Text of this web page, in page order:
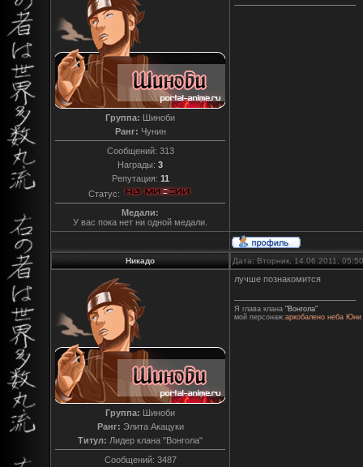
Группа: Шиноби
Ранг: Чунин
Сообщений: 313
Награды: 3
Репутация: 11
Статус:
Медали:
У вас пока нет ни одной медали.
Никадо Дата: Вторник, 14.06.2011,
Группа: Шиноби
Ранг: Элита Акацуки
Титул: Лидер клана "Вонгола"
Сообщений: 3487
лучше познакомится
Я глава клана "Вонгола"
мой персонаж:аркобалено неба Юни